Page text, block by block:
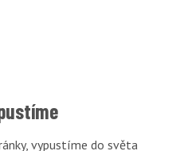
vypustíme do světa